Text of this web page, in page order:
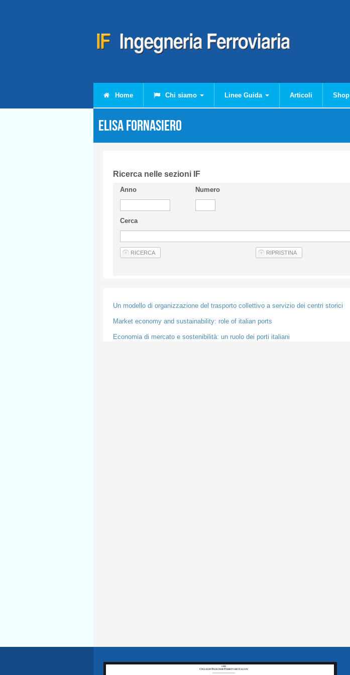
Home Chi siamo Linee Guida Articoli Shop
Elisa FORNASIERO
Ricerca nelle sezioni IF
Anno Numero
Cerca
Un modello di organizzazione del trasporto collettivo a servizio dei centri storici
Market economy and sustainability: role of italian ports
Economia di mercato e sostenibilità: un ruolo dei porti italiani